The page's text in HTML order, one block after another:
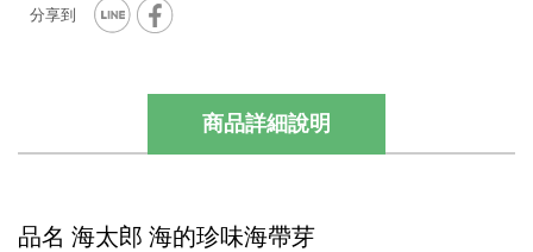
商品詳細說明
品名 海太郎 海的珍味海帶芽